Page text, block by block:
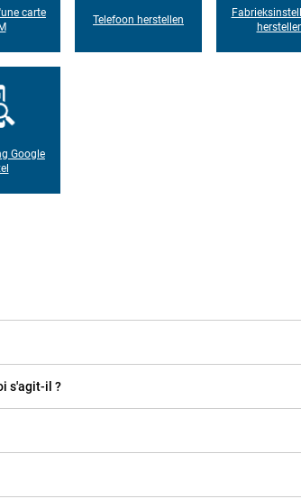
carte
Telefoon herstellen
Google
s'agit-il ?